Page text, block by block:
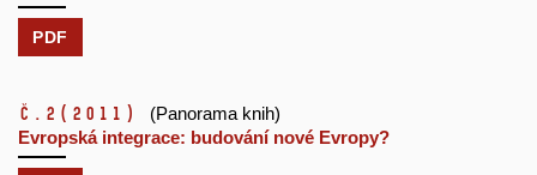
PDF
č.2 (2011)
(Panorama knih)
Evropská integrace: budování nové Evropy?